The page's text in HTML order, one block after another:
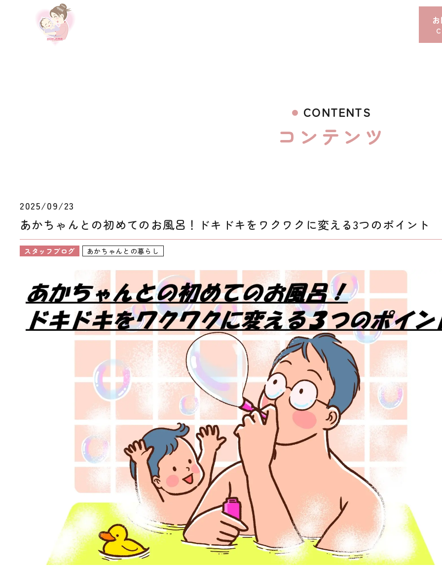
CONTENTS
コンテンツ
2025/09/23
あかちゃんとの初めてのお風呂！ドキドキをワクワクに変える3つのポイント
スタッフブログ あかちゃんとの暮らし